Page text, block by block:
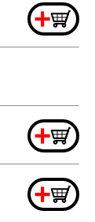
+
+
+